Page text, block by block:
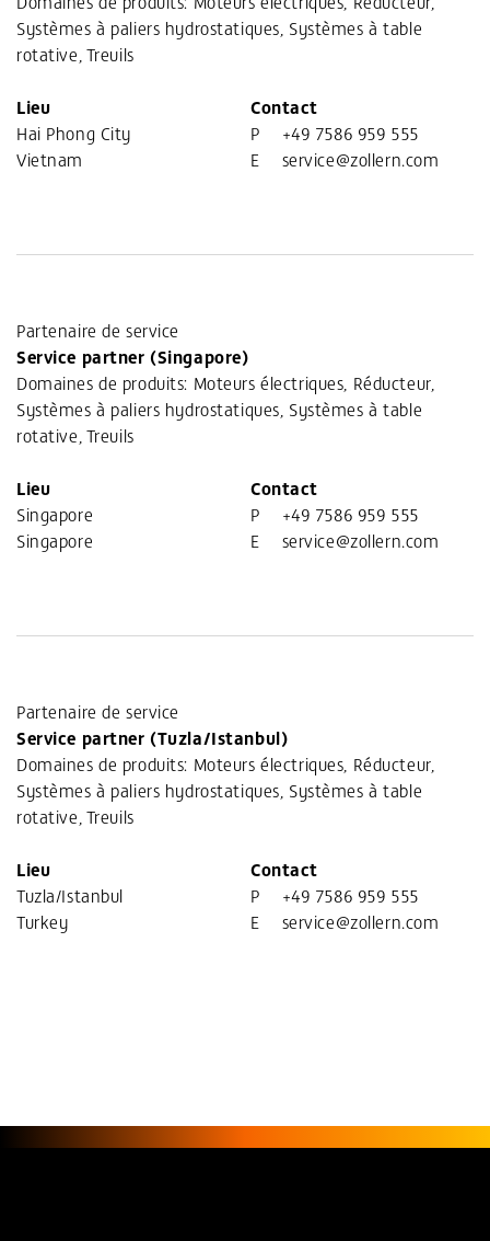
Systèmes à paliers hydrostatiques, Systèmes à table
rotative, Treuils
Lieu
Hai Phong City
Vietnam
Contact
P
+49 7586 959 555
E
service@zollern.com
Partenaire de service
Service partner (Singapore)
Domaines de produits: Moteurs électriques, Réducteur,
Systèmes à paliers hydrostatiques, Systèmes à table
rotative, Treuils
Lieu
Singapore
Singapore
Contact
P
+49 7586 959 555
E
service@zollern.com
Partenaire de service
Service partner (Tuzla/Istanbul)
Domaines de produits: Moteurs électriques, Réducteur,
Systèmes à paliers hydrostatiques, Systèmes à table
rotative, Treuils
Lieu
Tuzla/Istanbul
Turkey
Contact
P
+49 7586 959 555
E
service@zollern.com